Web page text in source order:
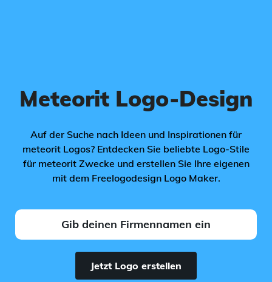
Meteorit Logo-Design
Auf der Suche nach Ideen und Inspirationen für
meteorit Logos? Entdecken Sie beliebte Logo-Stile
für meteorit Zwecke und erstellen Sie Ihre eigenen
mit dem Freelogodesign Logo Maker.
Jetzt Logo erstellen